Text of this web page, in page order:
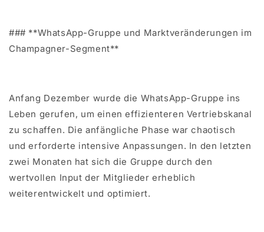
### **WhatsApp-Gruppe und Marktveränderungen im
Champagner-Segment**
Anfang Dezember wurde die WhatsApp-Gruppe ins
Leben gerufen, um einen effizienteren Vertriebskanal
zu schaffen. Die anfängliche Phase war chaotisch
und erforderte intensive Anpassungen. In den letzten
zwei Monaten hat sich die Gruppe durch den
wertvollen Input der Mitglieder erheblich
weiterentwickelt und optimiert.